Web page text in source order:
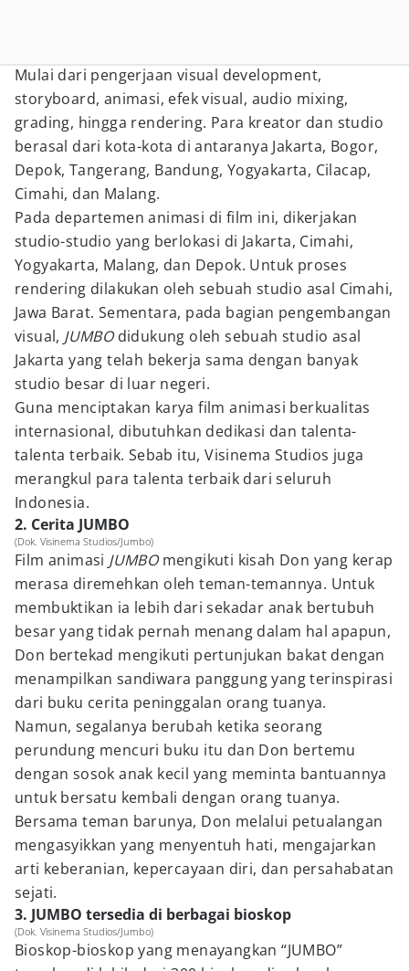
Mulai dari pengerjaan visual development,
storyboard, animasi, efek visual, audio mixing,
grading, hingga rendering. Para kreator dan studio
berasal dari kota-kota di antaranya Jakarta, Bogor,
Depok, Tangerang, Bandung, Yogyakarta, Cilacap,
Cimahi, dan Malang.
Pada departemen animasi di film ini, dikerjakan
studio-studio yang berlokasi di Jakarta, Cimahi,
Yogyakarta, Malang, dan Depok. Untuk proses
rendering dilakukan oleh sebuah studio asal Cimahi,
Jawa Barat. Sementara, pada bagian pengembangan
visual, JUMBOdidukung oleh sebuah studio asal
Jakarta yang telah bekerja sama dengan banyak
studio besar di luar negeri.
Guna menciptakan karya film animasi berkualitas
internasional, dibutuhkan dedikasi dan talenta-
talenta terbaik. Sebab itu, Visinema Studios juga
merangkul para talenta terbaik dari seluruh
Indonesia.
2. Cerita JUMBO
(Dok. Visinema Studios/Jumbo)
Film animasi JUMBOmengikuti kisah Don yang kerap
merasa diremehkan oleh teman-temannya. Untuk
membuktikan ia lebih dari sekadar anak bertubuh
besar yang tidak pernah menang dalam hal apapun,
Don bertekad mengikuti pertunjukan bakat dengan
menampilkan sandiwara panggung yang terinspirasi
dari buku cerita peninggalan orang tuanya.
Namun, segalanya berubah ketika seorang
perundung mencuri buku itu dan Don bertemu
dengan sosok anak kecil yang meminta bantuannya
untuk bersatu kembali dengan orang tuanya.
Bersama teman barunya, Don melalui petualangan
mengasyikkan yang menyentuh hati, mengajarkan
arti keberanian, kepercayaan diri, dan persahabatan
sejati.
3. JUMBO tersedia di berbagai bioskop
(Dok. Visinema Studios/Jumbo)
Bioskop-bioskop yang menayangkan “JUMBO”